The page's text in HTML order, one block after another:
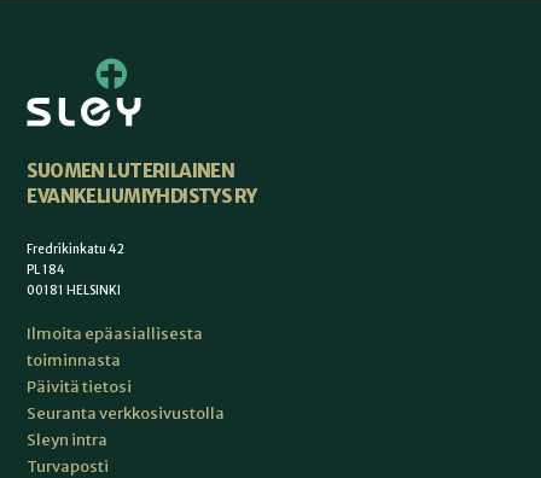
SUOMEN LUTERILAINEN
EVANKELIUMIYHDISTYS RY
Fredrikinkatu 42
PL 184
00181 HELSINKI
Ilmoita epäasiallisesta
toiminnasta
Päivitä tietosi
Seuranta verkkosivustolla
Sleyn intra
Turvaposti